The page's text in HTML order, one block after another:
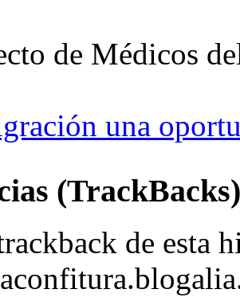
de Médicos
una
(TrackBacks)
de esta